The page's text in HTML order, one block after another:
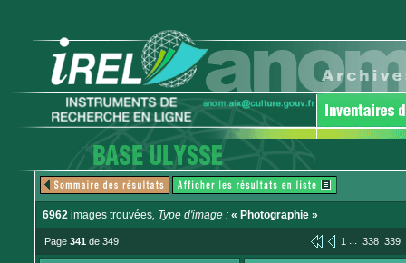
6962 images trouvées, Type d'image : « Photographie »
Page 341 de 349 1 ... 338 339